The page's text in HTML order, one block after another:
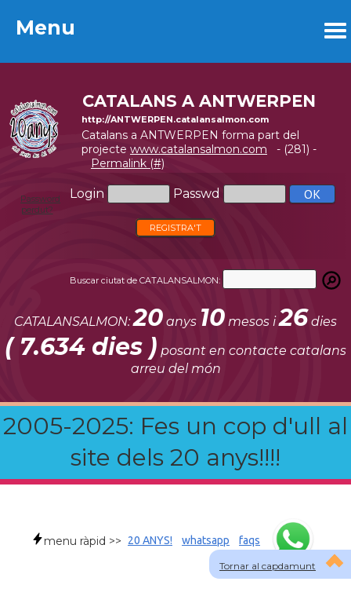
Menu
CATALANS A ANTWERPEN
http://ANTWERPEN.catalansalmon.com
Catalans a ANTWERPEN forma part del
projecte www.catalansalmon.com - (281) -
Permalink (#)
Login Passwd
Password
perdut?
REGISTRA'T
Buscar ciutat de CATALANSALMON:
CATALANSALMON:20 anys 10 mesos i26 dies
( 7.634 dies ) posant en contacte catalans
arreu del món
2005-2025: Fes un cop d'ull al
site dels 20 anys!!!!
Menu
Tornar al capdamunt
menu ràpid >> 20 ANYS! whatsapp faqs